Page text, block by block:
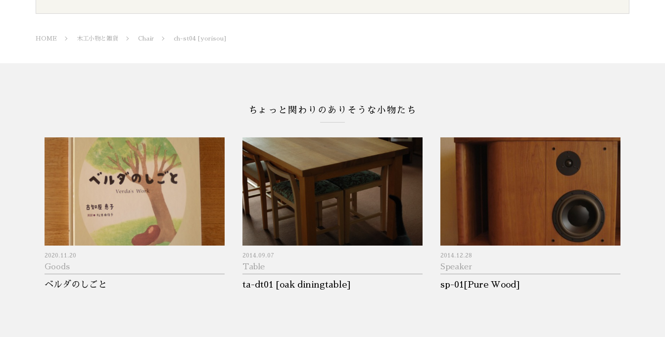
HOME 木工小物と雑貨 Chair ch-st04 [yorisou]
ちょっと関わりのありそうな小物たち
2020.11.20
Goods
ベルダのしごと
2014.09.07
Table
ta-dt01 [oak diningtable]
2014.12.28
Speaker
sp-01[Pure Wood]